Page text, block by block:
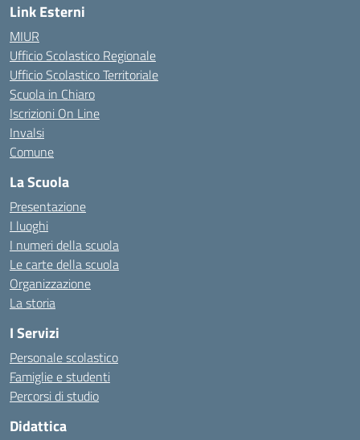
Link Esterni
MIUR
Ufficio Scolastico Regionale
Ufficio Scolastico Territoriale
Scuola in Chiaro
Iscrizioni On Line
Invalsi
Comune
La Scuola
Presentazione
I luoghi
I numeri della scuola
Le carte della scuola
Organizzazione
La storia
I Servizi
Personale scolastico
Famiglie e studenti
Percorsi di studio
Didattica